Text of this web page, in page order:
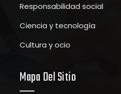
Responsabilidad social
Ciencia y tecnología
Cultura y ocio
Mapa Del Sitio